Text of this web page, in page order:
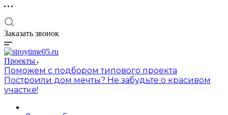
Заказать звонок
Проекты
Поможем с подбором типового проекта
Построили дом мечты? Не забудьте о красивом
участке!